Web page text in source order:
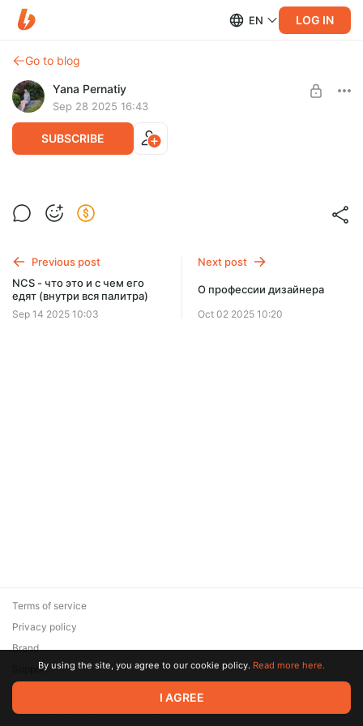
EN LOG IN
Go to blog
Yana Pernatiy
Sep 28 2025 16:43
SUBSCRIBE
Структура трат на ремонт
SUBSCRIBE
Previous post
NCS - что это и с чем его
едят (внутри вся палитра)
Sep 14 2025 10:03
Next post
О профессии дизайнера
Oct 02 2025 10:20
© 2026 Zaya Solutions Limited. All rights reserved. All trademarks
are the property of their respective owners.
Terms of service
Privacy policy
Brand
SupportBy using the site, you agree to our cookie policy. Read more here.
I AGREE